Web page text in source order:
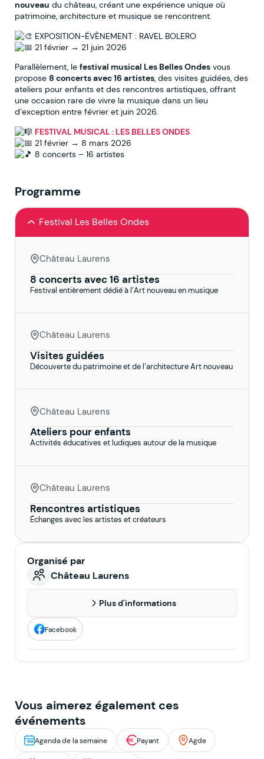
nouveau du château, créant une expérience unique où
patrimoine, architecture et musique se rencontrent.
EXPOSITION‑ÉVÈNEMENT : RAVEL BOLERO
21 février → 21 juin 2026
Parallèlement, le festival musical Les Belles Ondes vous
propose 8 concerts avec 16 artistes, des visites guidées, des
ateliers pour enfants et des rencontres artistiques, offrant
une occasion rare de vivre la musique dans un lieu
d’exception entre février et juin 2026.
FESTIVAL MUSICAL : LES BELLES ONDES
21 février → 8 mars 2026
8 concerts – 16 artistes
Programme
Festival Les Belles Ondes
Château Laurens
8 concerts avec 16 artistes
Festival entièrement dédié à l’Art nouveau en musique
Château Laurens
Visites guidées
Découverte du patrimoine et de l’architecture Art nouveau
Château Laurens
Ateliers pour enfants
Activités éducatives et ludiques autour de la musique
Château Laurens
Rencontres artistiques
Échanges avec les artistes et créateurs
Organisé par
Château Laurens
Plus d'informations
Facebook
Vous aimerez également ces
événements
Agenda de la semaine Payant Agde